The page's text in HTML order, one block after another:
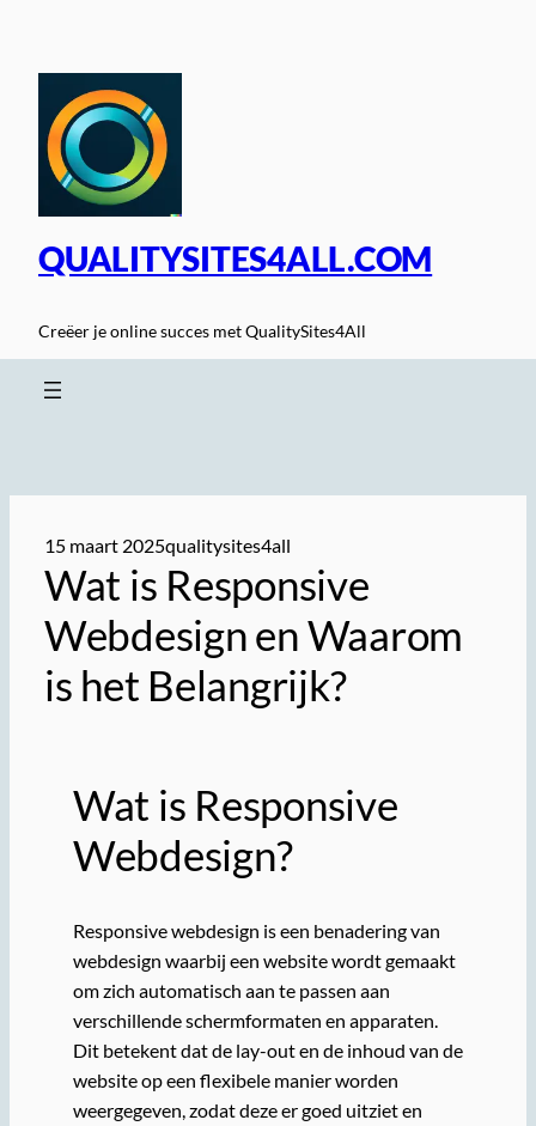
inhoud
QUALITYSITES4ALL.COM
Creëer je online succes met QualitySites4All
15 maart 2025qualitysites4all
Wat is Responsive
Webdesign en Waarom
is het Belangrijk?
Wat is Responsive
Webdesign?
Responsive webdesign is een benadering van
webdesign waarbij een website wordt gemaakt
om zich automatisch aan te passen aan
verschillende schermformaten en apparaten.
Dit betekent dat de lay-out en de inhoud van de
website op een flexibele manier worden
weergegeven, zodat deze er goed uitziet en